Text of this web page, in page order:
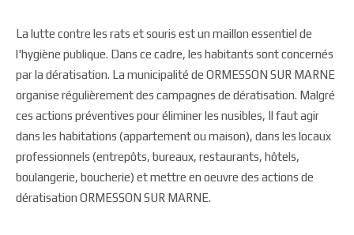
La lutte contre les rats et souris est un maillon essentiel de
l'hygiène publique. Dans ce cadre, les habitants sont concernés
par la dératisation. La municipalité de ORMESSON SUR MARNE
organise régulièrement des campagnes de dératisation. Malgré
ces actions préventives pour éliminer les nusibles, Il faut agir
dans les habitations (appartement ou maison), dans les locaux
professionnels (entrepôts, bureaux, restaurants, hôtels,
boulangerie, boucherie) et mettre en oeuvre des actions de
dératisation ORMESSON SUR MARNE.